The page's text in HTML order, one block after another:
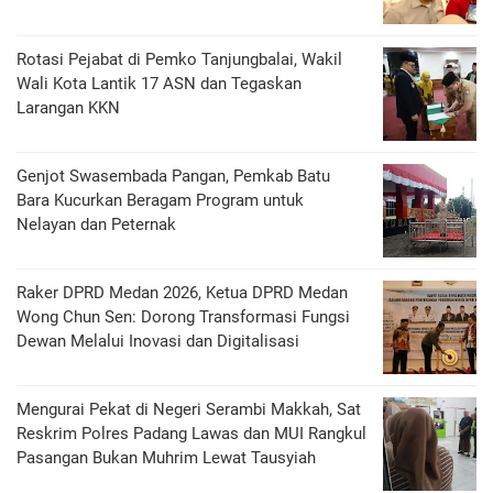
Rotasi Pejabat di Pemko Tanjungbalai, Wakil
Wali Kota Lantik 17 ASN dan Tegaskan
Larangan KKN
Genjot Swasembada Pangan, Pemkab Batu
Bara Kucurkan Beragam Program untuk
Nelayan dan Peternak
Raker DPRD Medan 2026, Ketua DPRD Medan
Wong Chun Sen: Dorong Transformasi Fungsi
Dewan Melalui Inovasi dan Digitalisasi
Mengurai Pekat di Negeri Serambi Makkah, Sat
Reskrim Polres Padang Lawas dan MUI Rangkul
Pasangan Bukan Muhrim Lewat Tausyiah